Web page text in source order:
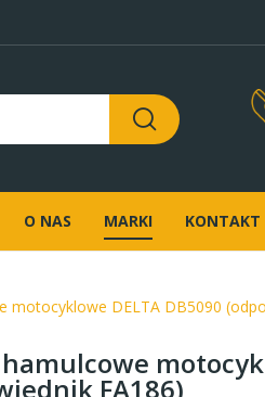
O NAS MARKI KONTAKT
motocyklowe DELTA DB5090
FA186)